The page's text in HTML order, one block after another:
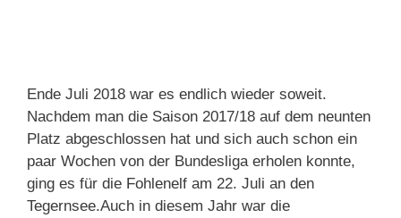
Ende Juli 2018 war es endlich wieder soweit.
Nachdem man die Saison 2017/18 auf dem neunten
Platz abgeschlossen hat und sich auch schon ein
paar Wochen von der Bundesliga erholen konnte,
ging es für die Fohlenelf am 22. Juli an den
Tegernsee.Auch in diesem Jahr war die